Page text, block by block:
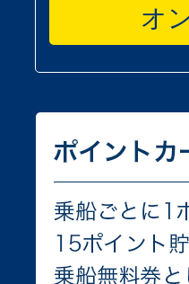
オ